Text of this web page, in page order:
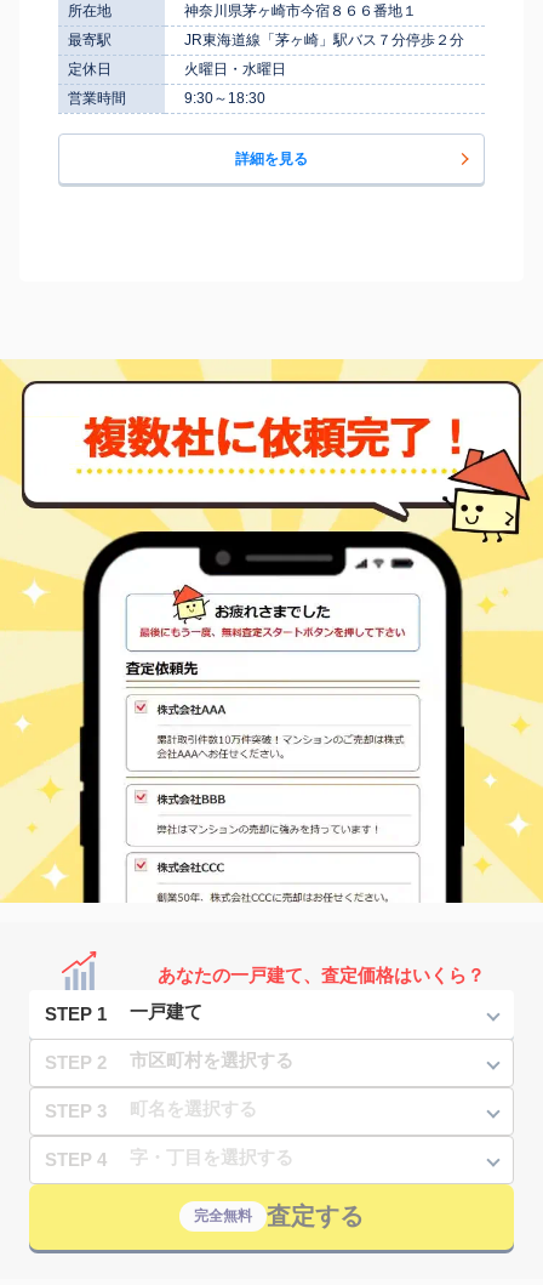
所在地
神奈川県茅ヶ崎市今宿８６６番地１
最寄駅
JR東海道線「茅ヶ崎」駅バス７分停歩２分
定休日
火曜日・水曜日
営業時間
9:30～18:30
詳細を見る
あなたの一戸建て、査定価格はいくら？
STEP 1
STEP 2
STEP 3
STEP 4
完全無料 査定する